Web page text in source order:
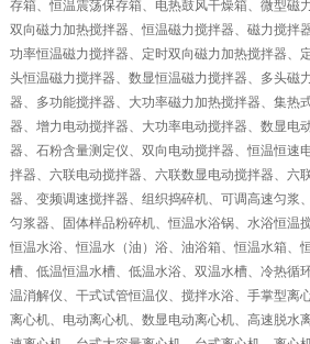
存箱、恒温震荡保存箱、电热鼓风干燥箱、微型磁
双向磁力加热搅拌器、恒温磁力搅拌器、磁力搅拌
功率恒温磁力搅拌器、定时双向磁力加热搅拌器、
头恒温磁力搅拌器、数显恒温磁力搅拌器、多头磁
器、多功能搅拌器、大功率磁力加热搅拌器、集热
器、增力电动搅拌器、大功率电动搅拌器、数显电
器、石粉含量测定仪、双向电动搅拌器、恒温恒速
拌器、六联电动搅拌器、六联数显电动搅拌器、六
器、变频调速搅拌器、组织捣碎机、可调高速匀浆
匀浆器、固体样品粉碎机、恒温水浴锅、水浴恒温
恒温水浴、恒温水（油）浴、油浴箱、恒温水箱、
槽、低温恒温水槽、低温水浴、双温水槽、冷热循
温消解仪、干式试管恒温仪、搅拌水浴、手掌型离
离心机、电动离心机、数显电动离心机、高速脱水